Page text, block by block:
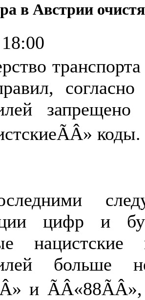
в Австрии
запрещено
коды.
цифр и
больше
и